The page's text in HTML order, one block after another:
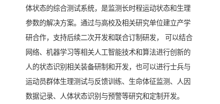
体状态的综合测试系统，是监测长时程运动状态和生理
参数的解决方案。通过与高校及相关研究单位建立产学
研合作，支持后续二次开发和联合订制研发， 可以结合
网络、机器学习等相关人工智能技术和算法进行创新的
人的状态识别相关装备研制和开发，也可以进行士兵与
运动员群体生理测试与反馈训练、生命体征监测、人因
数据记录、人体状态识别与预警等研究和定制开发。